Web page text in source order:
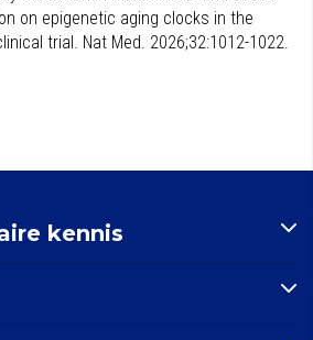
on epigenetic aging clocks in the
trial. Nat Med. 2026;32:1012-1022.
kennis